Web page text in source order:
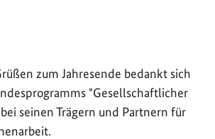
zum Jahresende bedankt sich
"Gesellschaftlicher
seinen Trägern und Partnern für